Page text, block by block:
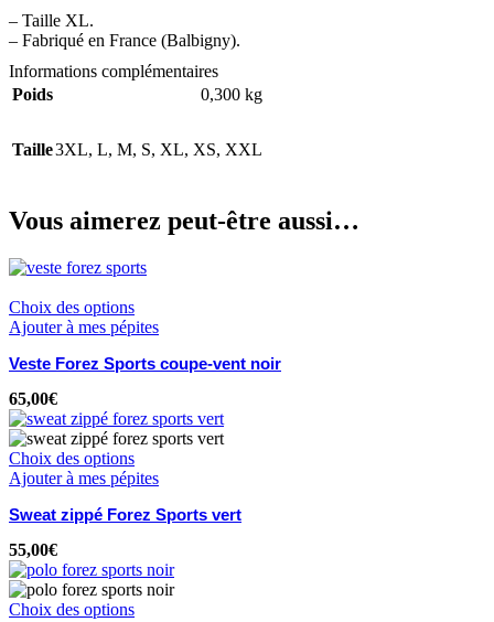
– Taille XL.
– Fabriqué en France (Balbigny).
Informations complémentaires
Poids
0,300 kg
Taille3XL, L, M, S, XL, XS, XXL
Vous aimerez peut-être aussi…
Choix des options
Ajouter à mes pépites
Veste Forez Sports coupe-vent noir
65,00€
Choix des options
Ajouter à mes pépites
Sweat zippé Forez Sports vert
55,00€
Choix des options